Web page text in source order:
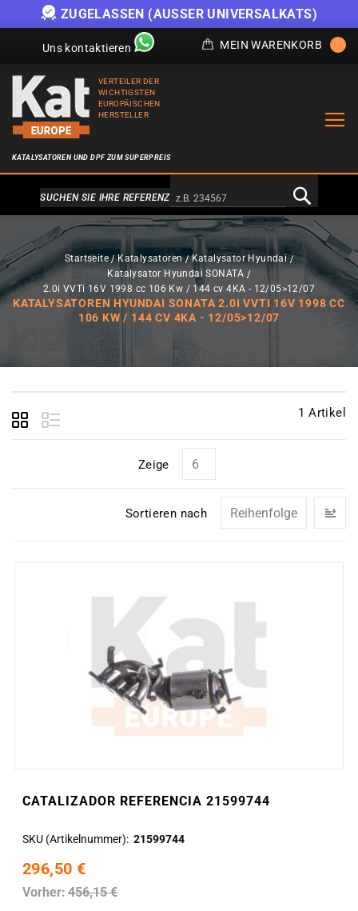
ZUGELASSEN (AUSSER UNIVERSALKATS)
Uns kontaktieren MEIN WARENKORB
VERTEILER DER
WICHTIGSTEN
EUROPÄISCHEN
HERSTELLER
KATALYSATOREN UND DPF ZUM SUPERPREIS
Alternativa a Doofinder
SUCHEN SIE IHRE REFERENZ
Startseite Katalysatoren
Katalysator Hyundai
Katalysator Hyundai SONATA
2.0i VVTi 16V 1998 cc 106 Kw / 144 cv 4KA - 12/05>12/07
KATALYSATOREN HYUNDAI SONATA 2.0I VVTI 16V 1998 CC
106 KW / 144 CV 4KA - 12/05>12/07
1 Artikel
Zeige
Sortieren nach
CATALIZADOR REFERENCIA 21599744
SKU (Artikelnummer) 21599744
296,50 €
Vorher: 456,15 €